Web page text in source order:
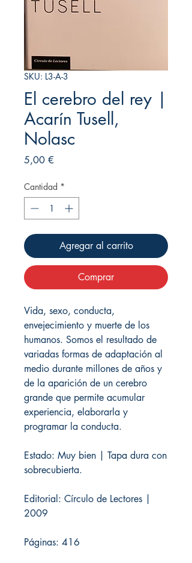
SKU: L3-A-3
El cerebro del rey |
Acarín Tusell,
Nolasc
5,00 €
Cantidad *
Agregar al carrito
Comprar
Vida, sexo, conducta,
envejecimiento y muerte de los
humanos. Somos el resultado de
variadas formas de adaptación al
medio durante millones de años y
de la aparición de un cerebro
grande que permite acumular
experiencia, elaborarla y
programar la conducta.
Estado: Muy bien | Tapa dura con
sobrecubierta.
Editorial: Círculo de Lectores |
2009
Páginas: 416